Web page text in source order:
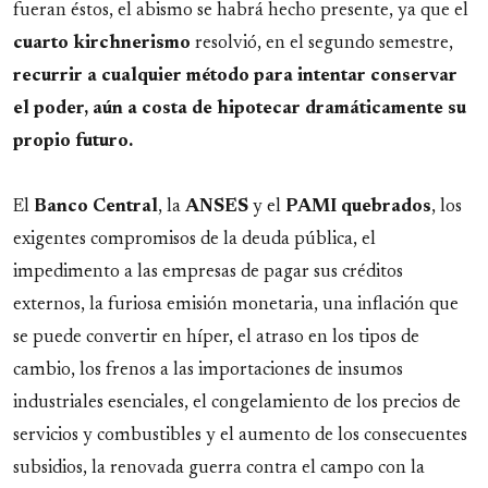
fueran éstos, el abismo se habrá hecho presente, ya que el
cuarto kirchnerismo resolvió, en el segundo semestre,
recurrir a cualquier método para intentar conservar
el poder, aún a costa de hipotecar dramáticamente su
propio futuro.
El Banco Central, la ANSES y el PAMI quebrados, los
exigentes compromisos de la deuda pública, el
impedimento a las empresas de pagar sus créditos
externos, la furiosa emisión monetaria, una inflación que
se puede convertir en híper, el atraso en los tipos de
cambio, los frenos a las importaciones de insumos
industriales esenciales, el congelamiento de los precios de
servicios y combustibles y el aumento de los consecuentes
subsidios, la renovada guerra contra el campo con la